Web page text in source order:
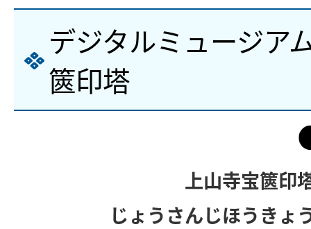
デジタルミュージア
篋印塔
上山寺宝篋印
じょうさんじほうきょ